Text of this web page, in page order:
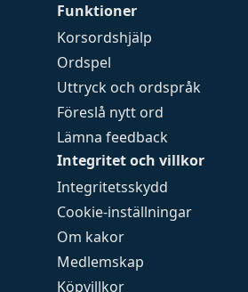
Funktioner
Korsordshjälp
Ordspel
Uttryck och ordspråk
Föreslå nytt ord
Lämna feedback
Integritet och villkor
Integritetsskydd
Cookie-inställningar
Om kakor
Medlemskap
Köpvillkor